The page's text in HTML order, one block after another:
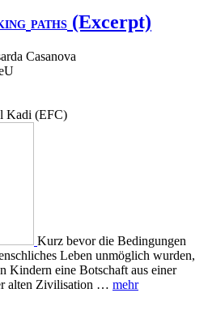
PATHS (Excerpt)
Casanova
Kadi (EFC)
Kurz bevor die Bedingungen
Leben unmöglich wurden,
Kindern eine Botschaft aus einer
alten Zivilisation … mehr